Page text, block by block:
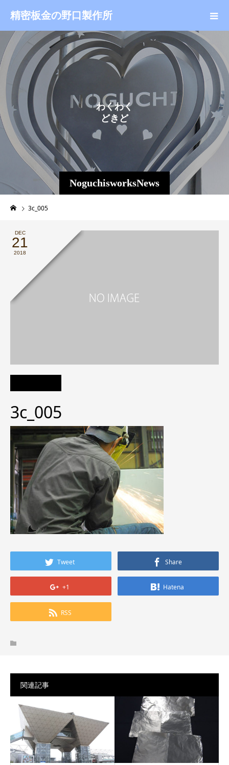
精密板金の野口製作所
NoguchisworksNews
わくわく
どきどき
3c_005
DEC
21
2018
3c_005
Tweet Share
+1 Hatena
RSS
関連記事